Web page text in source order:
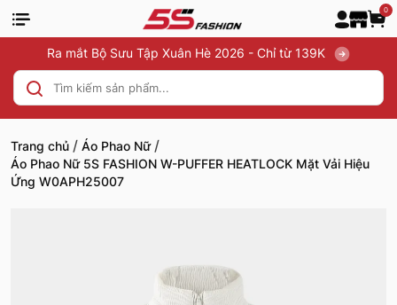
0
Ra mắt Bộ Sưu Tập Xuân Hè 2026 - Chỉ từ 139K
Trang chủ / Áo Phao Nữ /
Áo Phao Nữ 5S FASHION W-PUFFER HEATLOCK Mặt Vải Hiệu
Ứng W0APH25007